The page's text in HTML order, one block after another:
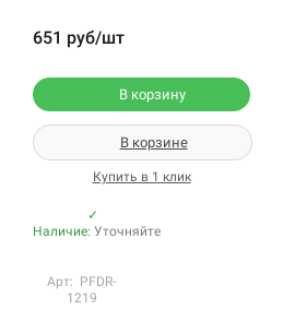
651 руб/шт
В корзину
В корзине
Купить в 1 клик
✓
Наличие: Уточняйте
Арт: PFDR-
1219